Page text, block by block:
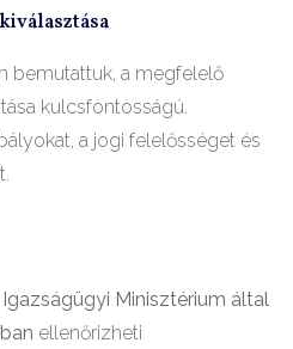
bemutattuk, a megfelelő
kulcsfontosságú.
a jogi felelősséget és
Minisztérium által
ellenőrizheti